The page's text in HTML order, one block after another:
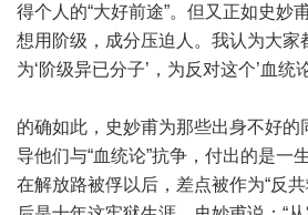
得个人的“大好前途”。但又正如史妙
想用阶级，成分压迫人。我认为大家
为‘阶级异已分子’，为反对这个’血统
的确如此，史妙甫为那些出身不好的
导他们与“血统论”抗争，付出的是一
在解放路被俘以后，差点被作为“反